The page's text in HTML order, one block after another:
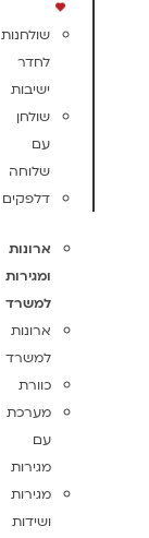
שולחנות
לחדר
ישיבות
שולחן
עם
שלוחה
דלפקים
ארונות
ומגירות
למשרד
ארונות
למשרד
כוורת
מערכת
עם
מגירות
מגירות
ושידות